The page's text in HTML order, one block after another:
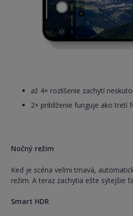
až 4× rozlíšenie zachytí
2× priblíženie funguje ako tretí
Nočný režim
Keď je scéna veľmi tmavá,
režim. A teraz zachytia ešte sýtejšie
Smart HDR